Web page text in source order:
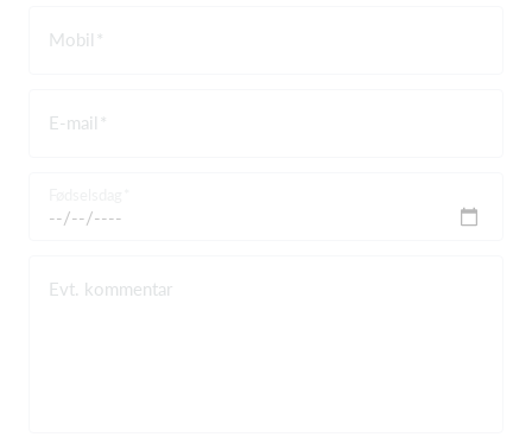
Mobil
E-mail
Evt. kommentar